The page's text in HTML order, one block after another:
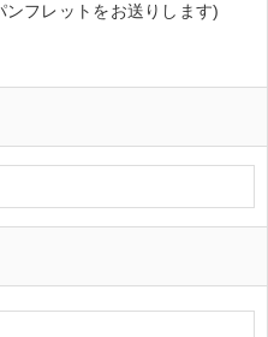
フレットをお送りします)